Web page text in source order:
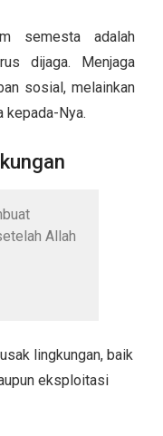
semesta adalah
sosial, melainkan
kepada-Nya.
Allah
lingkungan, baik
eksploitasi